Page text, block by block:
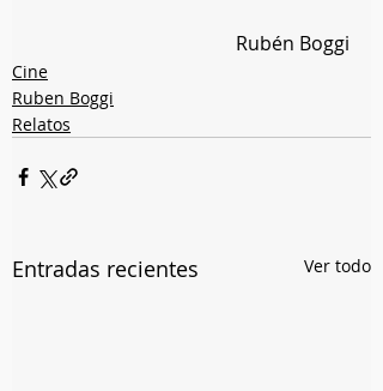
Rubén Boggi
Cine
Ruben Boggi
Relatos
Entradas recientes Ver todo